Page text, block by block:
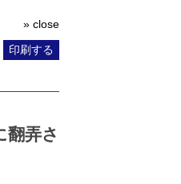
» close
印刷する
翻弄さ